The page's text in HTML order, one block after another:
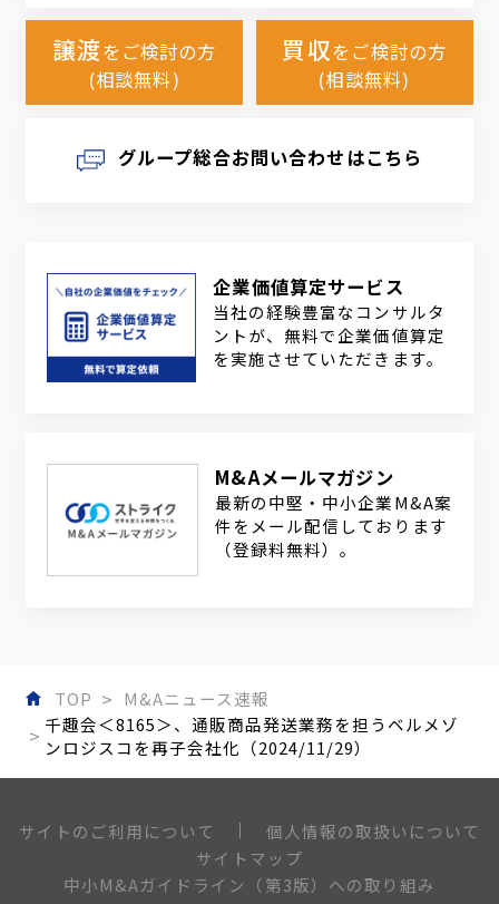
譲渡をご検討の方
(相談無料)
買収をご検討の方
(相談無料)
グループ総合お問い合わせはこちら
企業価値算定サービス
当社の経験豊富なコンサルタ
ントが、無料で企業価値算定
を実施させていただきます。
M&Aメールマガジン
最新の中堅・中小企業M&A案
件をメール配信しております
（登録料無料）。
TOP
M&Aニュース速報
千趣会＜8165＞、通販商品発送業務を担うベルメゾ
ンロジスコを再子会社化（2024/11/29）
サイトのご利用について
個人情報の取扱いについて
サイトマップ
中小M&Aガイドライン（第3版）への取り組み